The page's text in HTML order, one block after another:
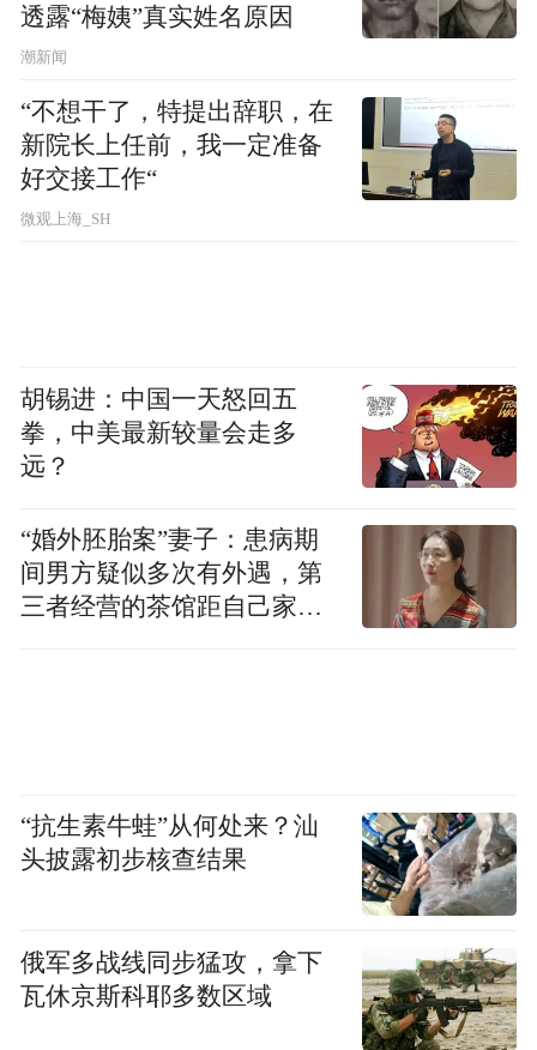
pictures and audios if any) is uploaded and posted
by the user of Dafeng Hao, which is a social media
space services.”
透露“梅姨”真实姓名原因
潮新闻
“不想干了，特提出辞职，在
新院长上任前，我一定准备
好交接工作“
微观上海_SH
胡锡进：中国一天怒回五
拳，中美最新较量会走多
远？
“婚外胚胎案”妻子：患病期
间男方疑似多次有外遇，第
三者经营的茶馆距自己家步
“抗生素牛蛙”从何处来？汕
头披露初步核查结果
俄军多战线同步猛攻，拿下
瓦休京斯科耶多数区域